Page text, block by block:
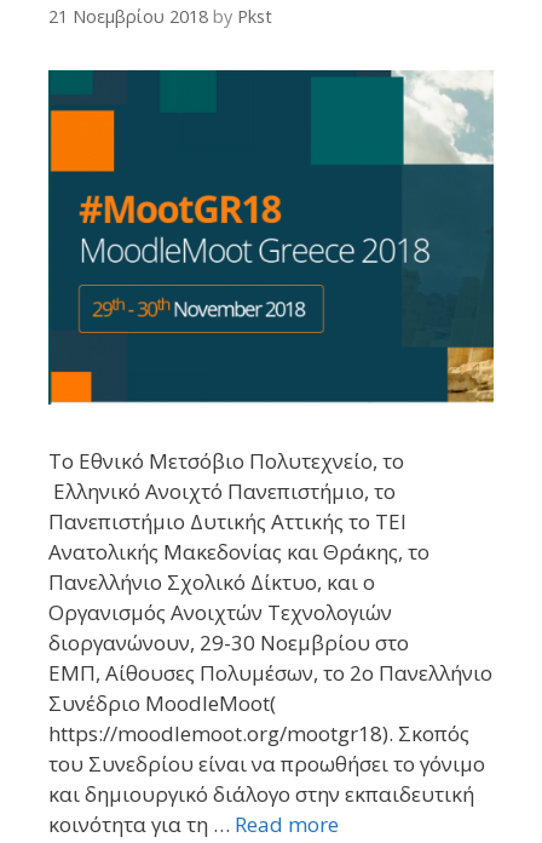
21 Νοεμβρίου 2018 by Pkst
To Εθνικό Μετσόβιο Πολυτεχνείο, το
Ελληνικό Ανοιχτό Πανεπιστήμιο, το
Πανεπιστήμιο Δυτικής Αττικής το ΤΕΙ
Ανατολικής Μακεδονίας και Θράκης, το
Πανελλήνιο Σχολικό Δίκτυο, και ο
Οργανισμός Ανοιχτών Τεχνολογιών
διοργανώνουν, 29-30 Νοεμβρίου στο
ΕΜΠ, Αίθουσες Πολυμέσων, το 2ο Πανελλήνιο
Συνέδριο MoodleMoot(
https://moodlemoot.org/mootgr18). Σκοπός
του Συνεδρίου είναι να προωθήσει το γόνιμο
και δημιουργικό διάλογο στην εκπαιδευτική
κοινότητα για τη … Read more